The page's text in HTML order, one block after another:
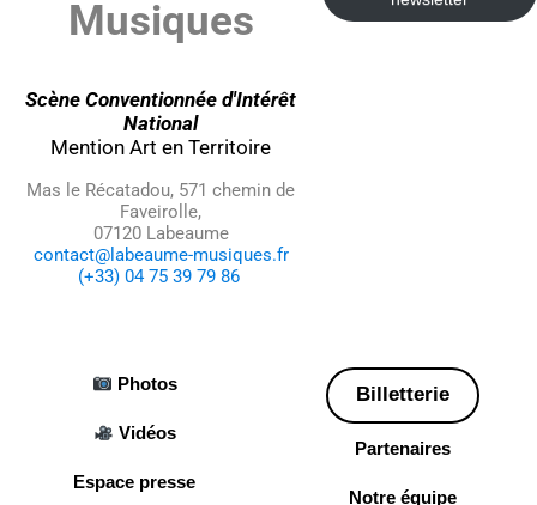
Musiques
Scène Conventionnée d'Intérêt
National
Mention Art en Territoire
Mas le Récatadou, 571 chemin de
Faveirolle,
07120 Labeaume
contact@labeaume-musiques.fr
(+33) 04 75 39 79 86
Photos
Vidéos
Espace presse
Billetterie
Partenaires
Notre équipe